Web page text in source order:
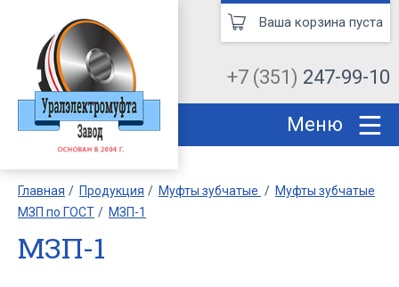
+7 (351) 247-99-10
Ваша корзина пуста
Меню
Главная Продукция Муфты зубчатые
Муфты зубчатые
МЗП по ГОСТ
МЗП-1
МЗП-1